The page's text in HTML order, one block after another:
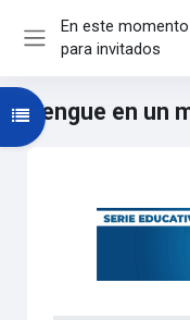
Panel lateral
En este
para invitados
Dengue en un
Abrir índice del curso
Diagrama